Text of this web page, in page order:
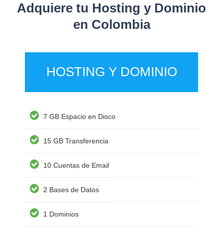
Adquiere tu Hosting y Dominio
en Colombia
HOSTING Y DOMINIO
7 GB Espacio en Disco
15 GB Transferencia
10 Cuentas de Email
2 Bases de Datos
1 Dominios